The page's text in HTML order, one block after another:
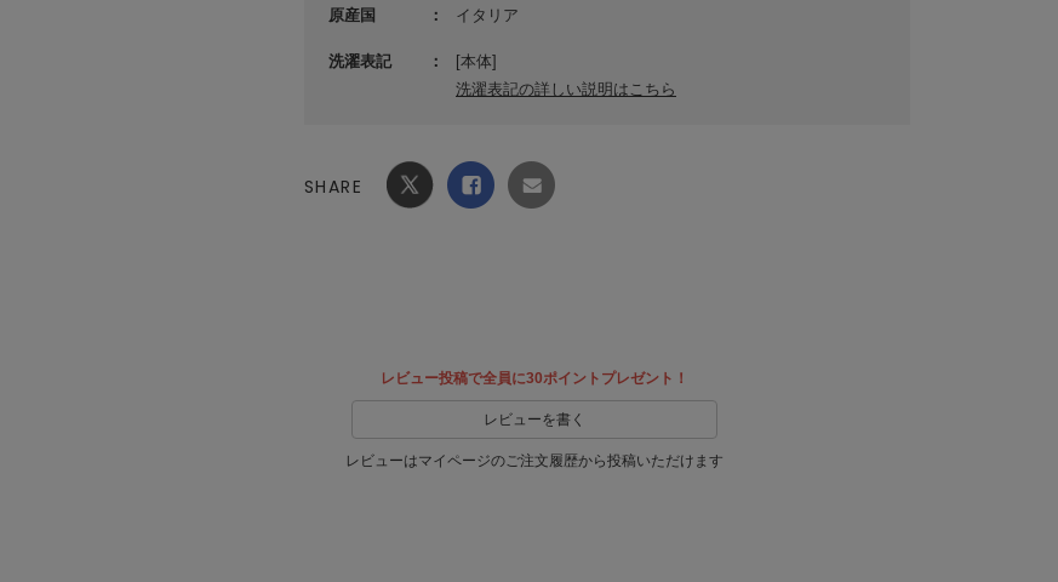
原産国 イタリア
洗濯表記
[本体]
洗濯表記の詳しい説明はこちら
SHARE
レビュー投稿で全員に30ポイントプレゼント！
レビューを書く
レビューはマイページのご注文履歴から投稿いただけます